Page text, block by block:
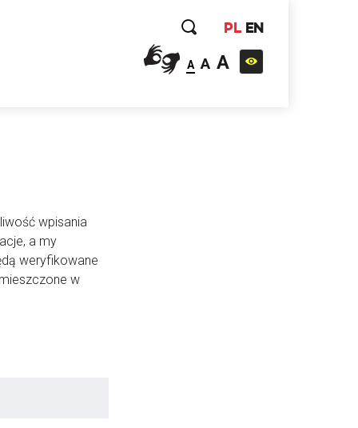
PL EN
A A A
wpisania
a my
weryfikowane
w